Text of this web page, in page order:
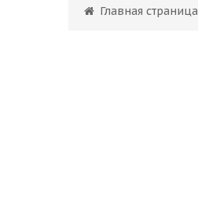
Главная страница